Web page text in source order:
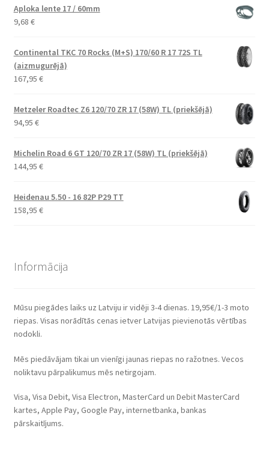
Aploka lente 17 / 60mm
9,68 €
Continental TKC 70 Rocks (M+S) 170/60 R 17 72S TL
(aizmugurējā)
167,95 €
Metzeler Roadtec Z6 120/70 ZR 17 (58W) TL (priekšējā)
94,95 €
Michelin Road 6 GT 120/70 ZR 17 (58W) TL (priekšējā)
144,95 €
Heidenau 5.50 - 16 82P P29 TT
158,95 €
Informācija
Mūsu piegādes laiks uz Latviju ir vidēji 3-4 dienas. 19,95€/1-3 moto
riepas. Visas norādītās cenas ietver Latvijas pievienotās vērtības
nodokli.
Mēs piedāvājam tikai un vienīgi jaunas riepas no ražotnes. Vecos
noliktavu pārpalikumus mēs netirgojam.
Visa, Visa Debit, Visa Electron, MasterCard un Debit MasterCard
kartes, Apple Pay, Google Pay, internetbanka, bankas
pārskaitījums.